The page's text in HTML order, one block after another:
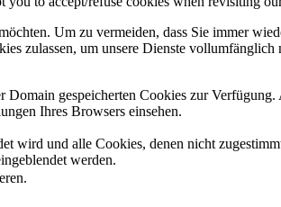
Um zu vermeiden, dass Sie immer
zulassen, um unsere Dienste
gespeicherten Cookies zur
Ihres Browsers einsehen.
wird und alle Cookies, denen nicht
werden.